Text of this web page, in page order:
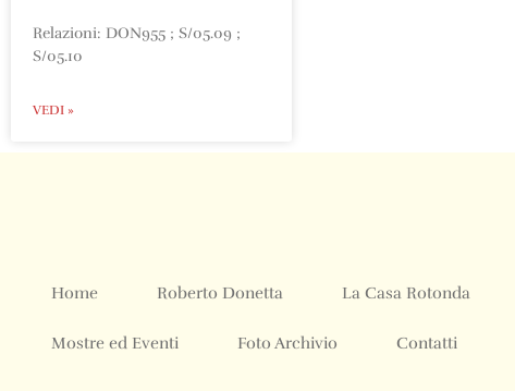
Relazioni: DON955 ; S/05.09 ;
S/05.10
VEDI »
Home Roberto Donetta La Casa Rotonda
Mostre ed Eventi Foto Archivio Contatti